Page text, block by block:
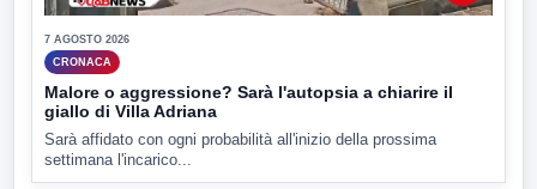
7 AGOSTO 2026
CRONACA
Malore o aggressione? Sarà l'autopsia a chiarire il
giallo di Villa Adriana
Sarà affidato con ogni probabilità all'inizio della prossima
settimana l'incarico...